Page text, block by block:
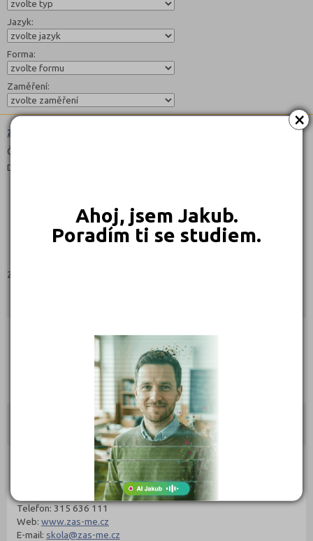
×
Ahoj, jsem Jakub.
Poradím ti se studiem.
Jazyk:
Forma:
Zaměření:
Zahradní a krajinná tvorba (4144N01)
Čeština
Denní, Dálkové
Zaměření:
sady Na Polabí 411, 27601 Mělník(Mapa )
Telefon: 315 636 111
Web: www.zas-me.cz
E-mail: skola@zas-me.cz